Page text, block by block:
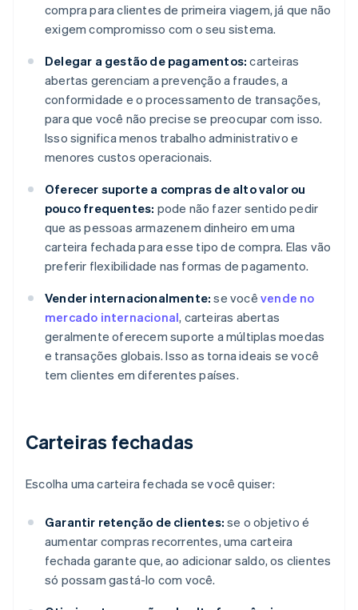
compra para clientes de primeira viagem, já que não
exigem compromisso com o seu sistema.
Delegar a gestão de pagamentos: carteiras
abertas gerenciam a prevenção a fraudes, a
conformidade e o processamento de transações,
para que você não precise se preocupar com isso.
Isso significa menos trabalho administrativo e
menores custos operacionais.
Oferecer suporte a compras de alto valor ou
pouco frequentes: pode não fazer sentido pedir
que as pessoas armazenem dinheiro em uma
carteira fechada para esse tipo de compra. Elas vão
preferir flexibilidade nas formas de pagamento.
Vender internacionalmente: se vocêvende no
mercado internacional, carteiras abertas
geralmente oferecem suporte a múltiplas moedas
e transações globais. Isso as torna ideais se você
tem clientes em diferentes países.
Carteiras fechadas
Escolha uma carteira fechada se você quiser:
Garantir retenção de clientes: se o objetivo é
aumentar compras recorrentes, uma carteira
fechada garante que, ao adicionar saldo, os clientes
só possam gastá-lo com você.